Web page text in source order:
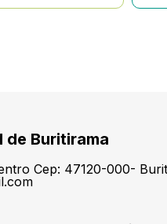
de Buritirama
Cep: 47120-000-